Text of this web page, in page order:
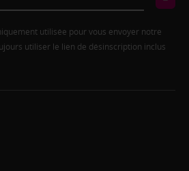
utilisée pour vous envoyer notre
utiliser le lien de désinscription inclus